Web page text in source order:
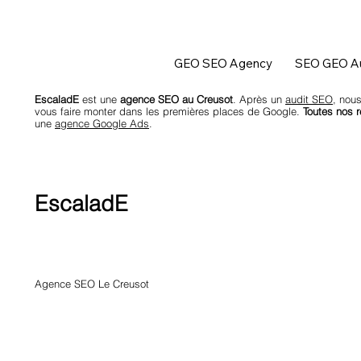
GEO SEO Agency SEO GEO
EscaladE
EscaladE est uneagence SEO au Creusot. Après unaudit SEO,
vous faire monter dans les premières places de Google.Toutes nos
uneagence Google Ads.
Agence SEO Le Creusot